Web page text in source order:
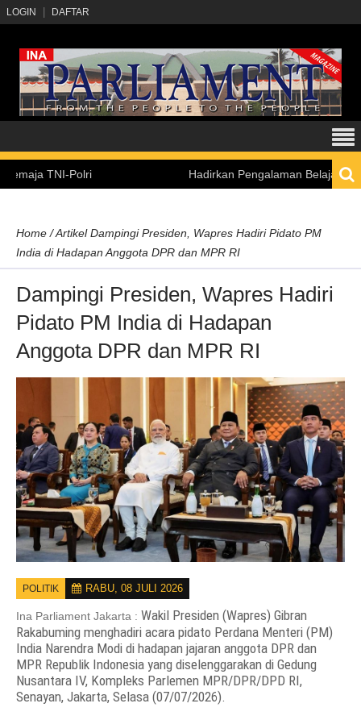
LOGIN DAFTAR
TNI-Polri Hadirkan Pengalaman Belajar Inklusif,
Home /Artikel Dampingi Presiden, Wapres Hadiri Pidato PM
India di Hadapan Anggota DPR dan MPR RI
Dampingi Presiden, Wapres Hadiri
Pidato PM India di Hadapan
Anggota DPR dan MPR RI
POLITIK RABU, 08 JULI 2026
Ina Parliament Jakarta : Wakil Presiden (Wapres) Gibran
Rakabuming menghadiri acara pidato Perdana Menteri (PM)
India Narendra Modi di hadapan jajaran anggota DPR dan
MPR Republik Indonesia yang diselenggarakan di Gedung
Nusantara IV, Kompleks Parlemen MPR/DPR/DPD RI,
Senayan, Jakarta, Selasa (07/07/2026).